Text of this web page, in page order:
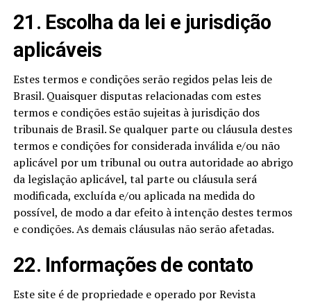
21. Escolha da lei e jurisdição
aplicáveis
Estes termos e condições serão regidos pelas leis de
Brasil. Quaisquer disputas relacionadas com estes
termos e condições estão sujeitas à jurisdição dos
tribunais de Brasil. Se qualquer parte ou cláusula destes
termos e condições for considerada inválida e/ou não
aplicável por um tribunal ou outra autoridade ao abrigo
da legislação aplicável, tal parte ou cláusula será
modificada, excluída e/ou aplicada na medida do
possível, de modo a dar efeito à intenção destes termos
e condições. As demais cláusulas não serão afetadas.
22. Informações de contato
Este site é de propriedade e operado por Revista